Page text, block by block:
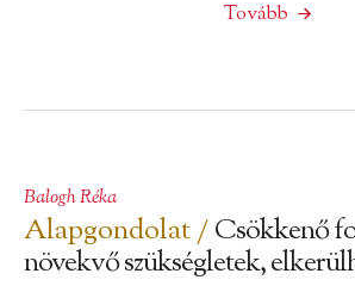
Tovább
Balogh Réka
Alapgondolat /Csökkenő
növekvő szükségletek,